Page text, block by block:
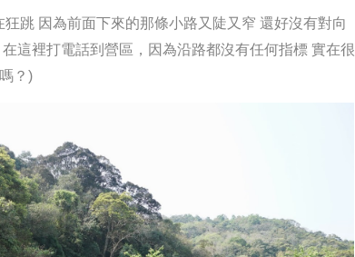
狂跳 因為前面下來的那條小路又陡又窄 還好沒有對向
在這裡打電話到營區，因為沿路都沒有任何指標 實在很
？)